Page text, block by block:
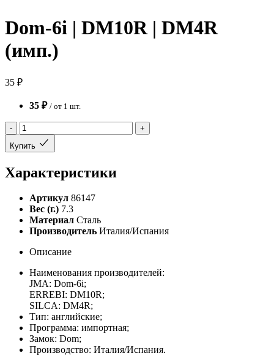
Dom-6i | DM10R | DM4R
(имп.)
35 ₽
35 ₽ / от 1 шт.
-
+
Купить
Характеристики
Артикул 86147
Вес (г.) 7.3
Материал Сталь
Производитель Италия/Испания
Описание
Наименования производителей:
JMA: Dom-6i;
ERREBI: DM10R;
SILCA: DM4R;
Тип: английские;
Программа: импортная;
Замок: Dom;
Производство: Италия/Испания.